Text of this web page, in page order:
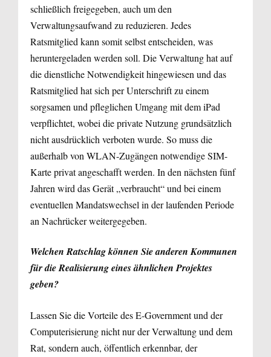
schließlich freigegeben, auch um den
Verwaltungsaufwand zu reduzieren. Jedes
Ratsmitglied kann somit selbst entscheiden, was
heruntergeladen werden soll. Die Verwaltung hat auf
die dienstliche Notwendigkeit hingewiesen und das
Ratsmitglied hat sich per Unterschrift zu einem
sorgsamen und pfleglichen Umgang mit dem iPad
verpflichtet, wobei die private Nutzung grundsätzlich
nicht ausdrücklich verboten wurde. So muss die
außerhalb von WLAN-Zugängen notwendige SIM-
Karte privat angeschafft werden. In den nächsten fünf
Jahren wird das Gerät „verbraucht“ und bei einem
eventuellen Mandatswechsel in der laufenden Periode
an Nachrücker weitergegeben.
Welchen Ratschlag können Sie anderen Kommunen
für die Realisierung eines ähnlichen Projektes
geben?
Lassen Sie die Vorteile des E-Government und der
Computerisierung nicht nur der Verwaltung und dem
Rat, sondern auch, öffentlich erkennbar, der